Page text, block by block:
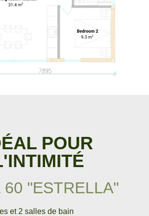
POUR
60 "ESTRELLA"
et 2 salles de bain